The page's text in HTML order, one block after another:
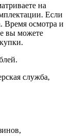
на
Если
Время осмотра и
вы можете
служба,